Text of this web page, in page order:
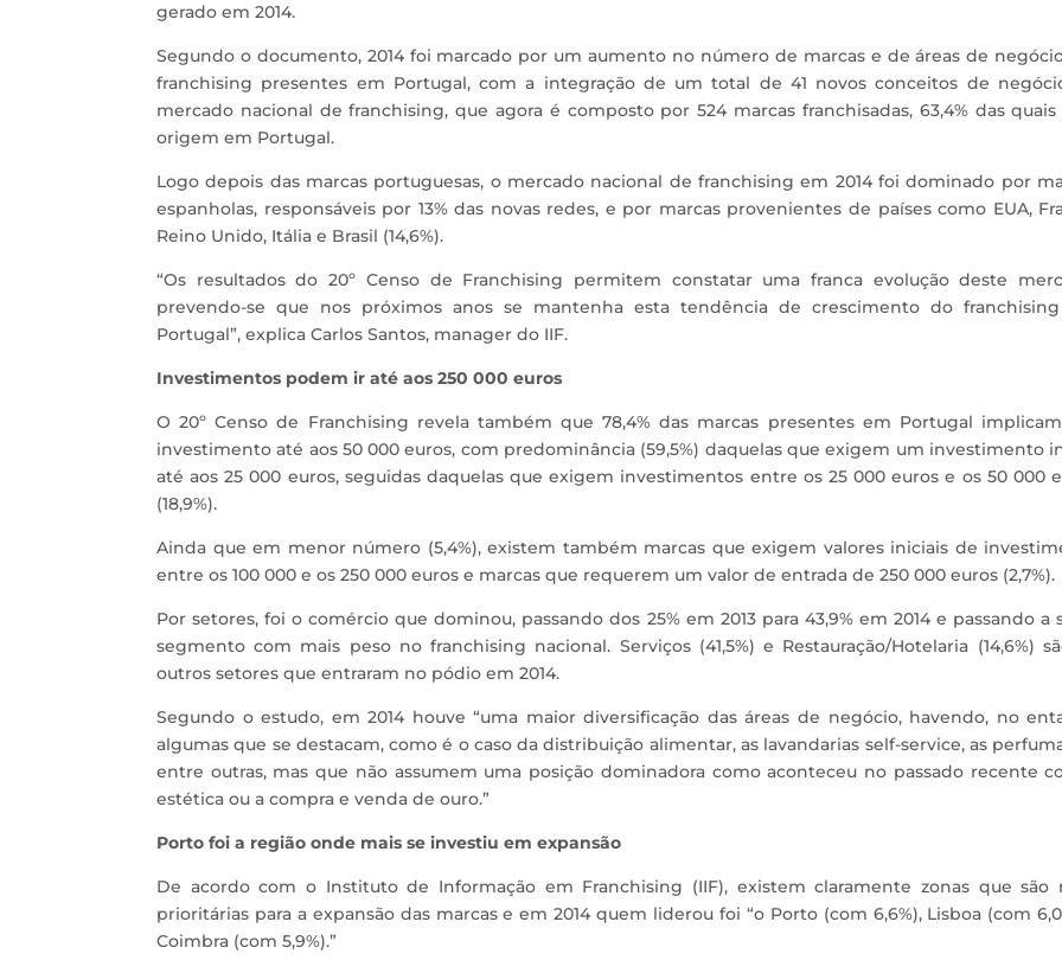
gerado em 2014.
Segundo o documento, 2014 foi marcado por um aumento no número de marcas e de áreas de
franchising presentes em Portugal, com a integração de um total de 41 novos conceitos de
mercado nacional de franchising, que agora é composto por 524 marcas franchisadas, 63,4% das
origem em Portugal.
Logo depois das marcas portuguesas, o mercado nacional de franchising em 2014 foi dominado por
espanholas, responsáveis por 13% das novas redes, e por marcas provenientes de países como EUA,
Reino Unido, Itália e Brasil (14,6%).
“Os resultados do 20º Censo de Franchising permitem constatar uma franca evolução deste
prevendo-se que nos próximos anos se mantenha esta tendência de crescimento do
Portugal”, explica Carlos Santos, manager do IIF.
Investimentos podem ir até aos 250 000 euros
O 20º Censo de Franchising revela também que 78,4% das marcas presentes em Portugal
investimento até aos 50 000 euros, com predominância (59,5%) daquelas que exigem um investimento
até aos 25 000 euros, seguidas daquelas que exigem investimentos entre os 25 000 euros e os 50 000
(18,9%).
Ainda que em menor número (5,4%), existem também marcas que exigem valores iniciais de
entre os 100 000 e os 250 000 euros e marcas que requerem um valor de entrada de 250 000 euros (2,7%).
Por setores, foi o comércio que dominou, passando dos 25% em 2013 para 43,9% em 2014 e passando a
segmento com mais peso no franchising nacional. Serviços (41,5%) e Restauração/Hotelaria (14,6%)
outros setores que entraram no pódio em 2014.
Segundo o estudo, em 2014 houve “uma maior diversificação das áreas de negócio, havendo, no
algumas que se destacam, como é o caso da distribuição alimentar, as lavandarias self-service, as
entre outras, mas que não assumem uma posição dominadora como aconteceu no passado recente
estética ou a compra e venda de ouro.”
Porto foi a região onde mais se investiu em expansão
De acordo com o Instituto de Informação em Franchising (IIF), existem claramente zonas que são
prioritárias para a expansão das marcas e em 2014 quem liderou foi “o Porto (com 6,6%), Lisboa (com
Coimbra (com 5,9%).”